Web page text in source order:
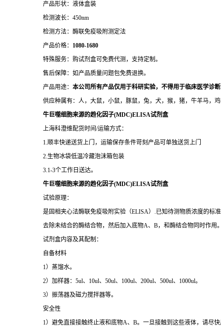
产品形状：液体盒装
检测波长：450nm
检测方法：酶联免疫吸附测定法
产品价格： 1080-1680
特殊服务：购试剂盒可免费代测，支持定制。
售后保障：如产品质量问题包免费退换。
产品用途： 本公司所有产品仅用于科研实验，不得用于临床医学诊断
供应种属有：人，大鼠，小鼠，豚鼠，兔，犬，猴，猪，牛羊马，
牛巨噬细胞来源的趋化因子(MDC)ELISA试剂盒
上海科澄维配货时间/运输方式：
1.顺丰快递送货上门，运输保存条件苛刻产品可单独送货上门
2.生物冰袋低温冷藏泡沫箱包装
3.1-3个工作日送达。
牛巨噬细胞来源的趋化因子(MDC)ELISA试剂盒
试验原理：
是固相夹心法酶联免疫吸附实验（ELISA）.已知待测物质浓度的标
去除未结合的酶结合物，然后加入底物A、B，和酶结合物同时作
试剂盒内容及其配制：
自备材料
1）蒸馏水。
2）加样器：5ul、10ul、50ul、100ul、200ul、500ul、1000ul。
3）振荡器及磁力搅拌器等。
安全性
1）避免直接接触终止液和底物A、B。一旦接触到这些液体，请尽